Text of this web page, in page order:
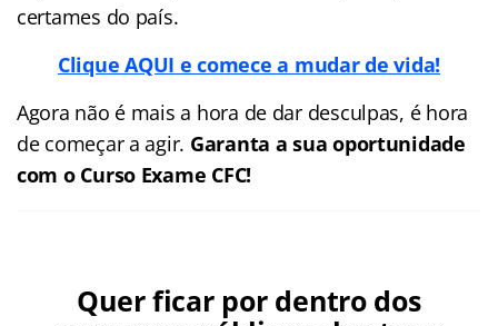
certames do país.
Clique AQUI e comece a mudar de vida!
Agora não é mais a hora de dar desculpas, é hora
de começar a agir. Garanta a sua oportunidade
com o Curso Exame CFC!
Quer ficar por dentro dos